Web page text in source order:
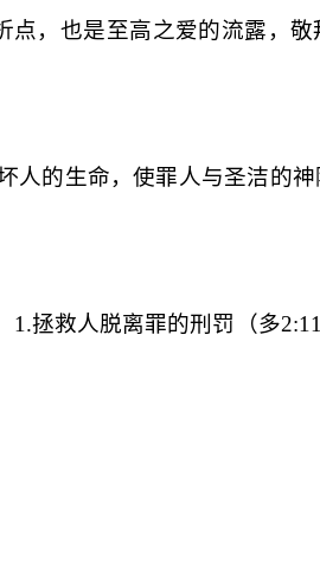
点，也是至高之爱的流露，
人的生命，使罪人与圣洁的
1.拯救人脱离罪的刑罚（多2:11